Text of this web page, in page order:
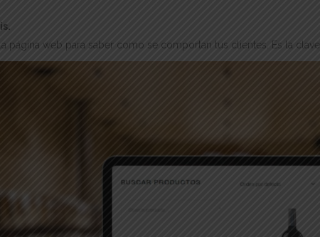
página web para saber como se comportan tus clientes. Es la